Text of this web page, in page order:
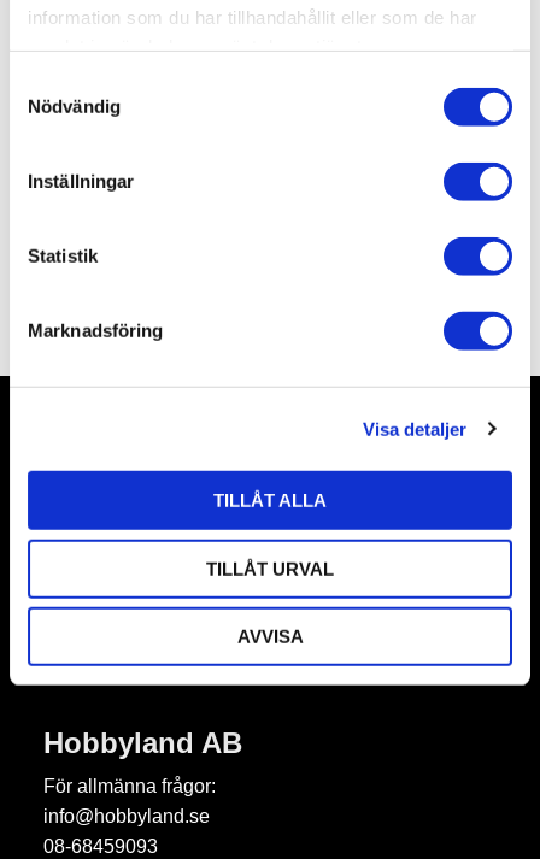
information som du har tillhandahållit eller som de har
a
Nödvändig
Inställningar
Statistik
Marknadsföring
Visa detaljer
TILLÅT ALLA
TILLÅT URVAL
AVVISA
Produktens betyg Baserat på 0 betyg.
Nyhetsbrev
Prenumerera
Hobbyland AB
För allmänna frågor:
info@hobbyland.se
08-68459093